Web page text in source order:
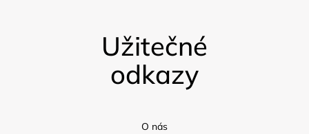
Užitečné
odkazy
O nás